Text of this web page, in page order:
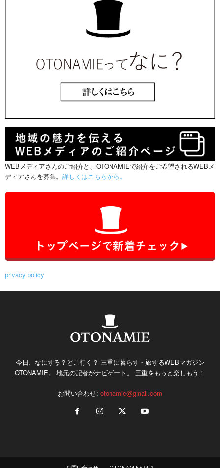
WEBメディアさんのご紹介と、OTONAMIEで紹介をご希望されるWEBメ
ディアさんを募集。 詳しくはこちらから。
privacy policy
今日、なにする？どこ行く？ 三重に暮らす・旅するWEBマガジン
OTONAMIE。 地元の記者がナビゲート。 三重をもっと楽しもう！
お問い合わせ: otonamie@gmail.com